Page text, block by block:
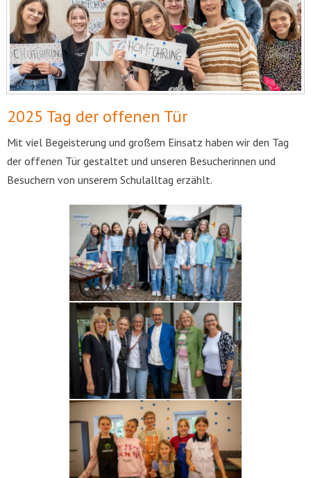
2025 Tag der offenen Tür
Mit viel Begeisterung und großem Einsatz haben wir den Tag
der offenen Tür gestaltet und unseren Besucherinnen und
Besuchern von unserem Schulalltag erzählt.